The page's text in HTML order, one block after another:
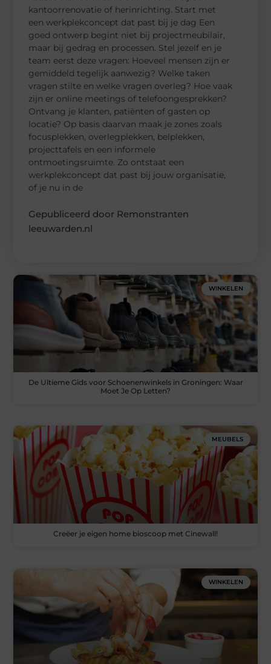
kantoorrenovatie of herinrichting. Start met
een werkplekconcept dat past bij je dag Een
goed ontwerp begint niet bij projectmeubilair,
maar bij gedrag en processen. Stel jezelf en je
team eerst deze vragen: Hoeveel mensen zijn er
gemiddeld tegelijk aanwezig? Welke taken
vragen stilte en welke vragen overleg? Hoe vaak
zijn er online meetings of telefoongesprekken?
Ontvang je klanten, patiënten of gasten op
locatie? Op basis daarvan maak je zones zoals
focusplekken, overlegplekken, belplekken,
projecttafels en een informele
ontmoetingsruimte. Zo ontstaat een
werkplekconcept dat past bij jouw organisatie,
of je nu in de
Gepubliceerd door Remonstranten
leeuwarden.nl
WINKELEN
De Ultieme Gids voor Schoenenwinkels in Groningen: Waar
Moet Je Op Letten?
MEUBELS
Creëer je eigen home bioscoop met Cinewall!
WINKELEN